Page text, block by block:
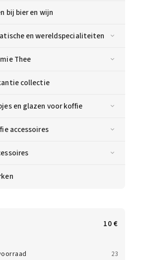
bij bier en wijn
en wereldspecialiteiten
Thee
collectie
en glazen voor koffie
accessoires
10€
23